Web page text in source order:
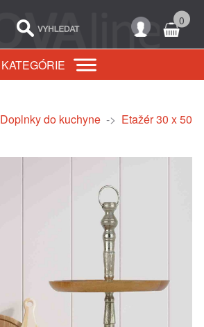
0
KATEGÓRIE
Doplnky do kuchyne-> Etažér 30 x 50